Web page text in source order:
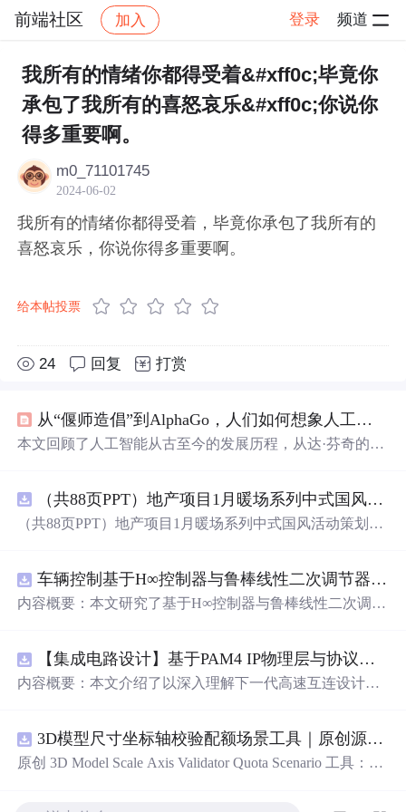
前端社区 加入 登录 频道
社区 前端社区 感慨 帖子详情
我所有的情绪你都得受着&#xff0c;毕竟你
承包了我所有的喜怒哀乐&#xff0c;你说你
得多重要啊。
m0_71101745
2024-06-02
我所有的情绪你都得受着，毕竟你承包了我所有的
喜怒哀乐，你说你得多重要啊。
给本帖投票
24 回复 打赏
从“偃师造倡”到AlphaGo，人们如何想象人工智能的未来？
本文回顾了人工智能从古至今的发展历程，从达·芬奇的机
普及，智能交通、医疗、金融等领域将更加成熟，生活将
更加依赖人工智能。同时，人工智能将在个性化定制、厨
（共88页PPT）地产项目1月暖场系列中式国风活动策划方案.pptx
（共88页PPT）地产项目1月暖场系列中式国风活动策划方
车辆控制基于H∞控制器与鲁棒线性二次调节器RLQR的铰接式重型车辆的稳健路径跟踪控制研究（Matlab代码实现）
内容概要：本文研究了基于H∞控制器与鲁棒线性二次调节
工况下路径跟踪精度低、稳定性差的问题，提出结合H∞控
制与RLQR的复合控制策略，以提升系统对参数不确定
分析其控制性能，结果表明该方法能有效提高路径跟踪精
度与系统稳定性，具有较强的抗干扰能力和工程应用潜
力。; 适合人群：具备自动控制理论基础、车辆工程背景或
【集成电路设计】基于PAM4 IP物理层与协议兼容性验证：5nm工艺下高速互连系统电气合规测试平台
内容概要：本文介绍了以深入理解下一代高速互连设计的
3D模型尺寸坐标轴校验配额场景工具｜原创源码+测试+离线报告
原创 3D Model Scale Axis Validator Quota Scenario 工具：围